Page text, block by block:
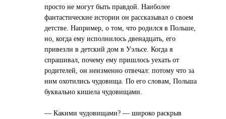
просто не могут быть правдой. Наиболее
фантастические истории он рассказывал о своем
детстве. Например, о том, что родился в Польше,
но, когда ему исполнилось двенадцать, его
привезли в детский дом в Уэльсе. Когда я
спрашивал, почему ему пришлось уехать от
родителей, он неизменно отвечал: потому что за
ним охотились чудовища. По его словам, Польша
буквально кишела чудовищами.
— Какими чудовищами? — широко раскрыв